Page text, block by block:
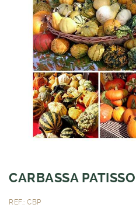
CARBASSA
REF.: CBP